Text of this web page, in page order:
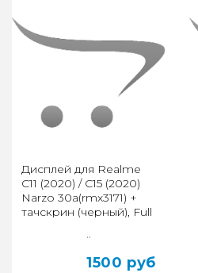
Дисплей для Realme
C11 (2020) / C15 (2020)
Narzo 30a(rmx3171) +
тачскрин (черный), Full
..
1500 руб